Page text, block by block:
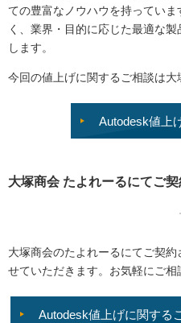
ての豊富なノウハウを持ってい
く、業界・目的に応じた最適な
します。
今回の値上げに関するご相談は大
Autodesk値上
大塚商会 たよれーるにてご
大塚商会のたよれーるにてご契
せていただきます。お気軽にご相
Autodesk値上げに関する